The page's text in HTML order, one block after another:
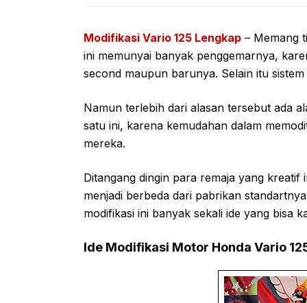
Modifikasi Vario 125 Lengkap – Memang
ini memunyai banyak penggemarnya,
second maupun barunya. Selain itu
Namun terlebih dari alasan tersebut ada
satu ini, karena kemudahan dalam
mereka.
Ditangang dingin para remaja yang kreatif
menjadi berbeda dari pabrikan
modifikasi ini banyak sekali ide yang bisa
Ide Modifikasi Motor Honda Vario